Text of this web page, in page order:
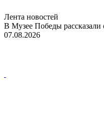
Лента новостей
В Музее Победы рассказали
07.08.2026